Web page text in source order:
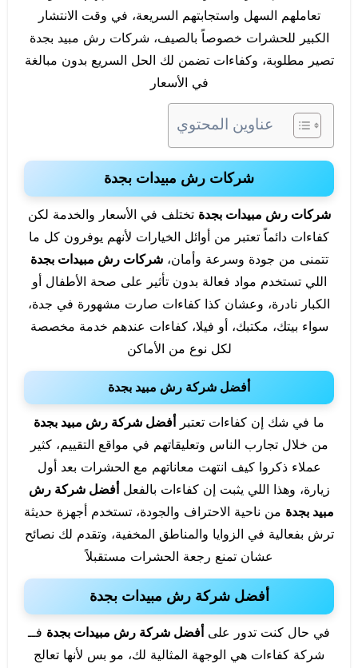
تعاملهم السهل واستجابتهم السريعة، في وقت الانتشار
الكبير للحشرات خصوصاً بالصيف، شركات رش مبيد بجدة
تصير مطلوبة، وكفاءات تضمن لك الحل السريع بدون مبالغة
في الأسعار
عناوين المحتوي
شركات رش مبيدات بجدة
شركات رش مبيدات بجدة تختلف في الأسعار والخدمة لكن
كفاءات دائماً تعتبر من أوائل الخيارات لأنهم يوفرون كل ما
تتمنى من جودة وسرعة وأمان،شركات رش مبيدات بجدة
اللي تستخدم مواد فعالة بدون تأثير على صحة الأطفال أو
الكبار نادرة، وعشان كذا كفاءات صارت مشهورة في جدة،
سواء بيتك، مكتبك، أو فيلا، كفاءات عندهم خدمة مخصصة
لكل نوع من الأماكن
أفضل شركة رش مبيد بجدة
ما في شك إن كفاءات تعتبر أفضل شركة رش مبيد بجدة
من خلال تجارب الناس وتعليقاتهم في مواقع التقييم، كثير
عملاء ذكروا كيف انتهت معاناتهم مع الحشرات بعد أول
زيارة، وهذا اللي يثبت إن كفاءات بالفعل أفضل شركة رش
مبيد بجدة من ناحية الاحتراف والجودة، تستخدم أجهزة حديثة
ترش بفعالية في الزوايا والمناطق المخفية، وتقدم لك نصائح
عشان تمنع رجعة الحشرات مستقبلاً
أفضل شركة رش مبيدات بجدة
في حال كنت تدور على أفضل شركة رش مبيدات بجدة فــ
شركة كفاءات هي الوجهة المثالية لك، مو بس لأنها تعالج